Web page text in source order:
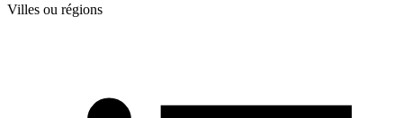
Villes ou régions